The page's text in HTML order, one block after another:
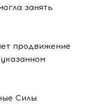
занять
продвижение
Силы